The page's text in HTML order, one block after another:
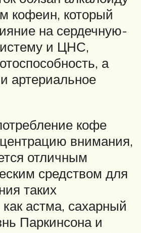
кофеин, который
на сердечную-
и ЦНС,
а
артериальное
кофе
внимания,
отличным
средством для
таких
астма, сахарный
Паркинсона и